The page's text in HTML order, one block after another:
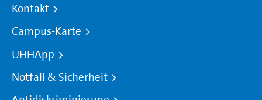
Kontakt
Campus-Karte
UHHApp
Notfall & Sicherheit